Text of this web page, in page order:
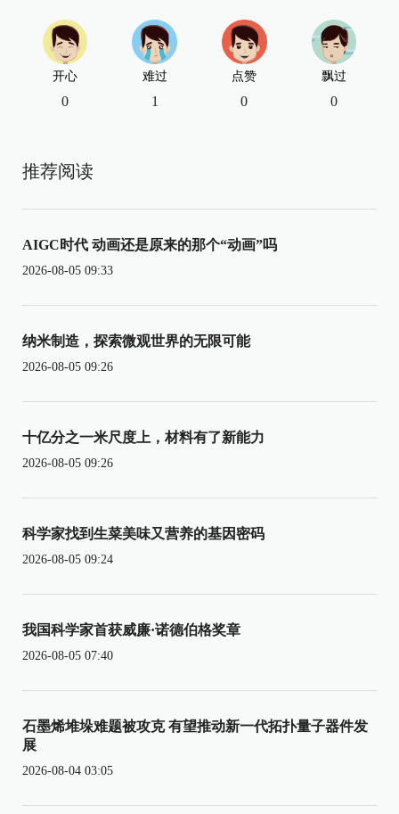
开心
0
难过
1
点赞
0
飘过
0
推荐阅读
AIGC时代 动画还是原来的那个“动画”吗
2026-08-05 09:33
纳米制造，探索微观世界的无限可能
2026-08-05 09:26
十亿分之一米尺度上，材料有了新能力
2026-08-05 09:26
科学家找到生菜美味又营养的基因密码
2026-08-05 09:24
我国科学家首获威廉·诺德伯格奖章
2026-08-05 07:40
石墨烯堆垛难题被攻克 有望推动新一代拓扑量子器件发
展
2026-08-04 03:05